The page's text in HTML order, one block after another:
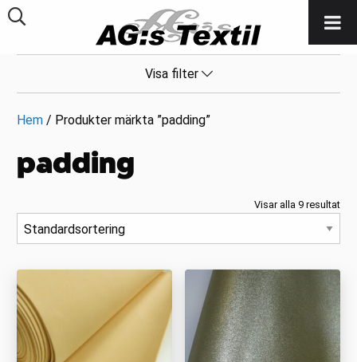
Visa filter
Hem / Produkter märkta ”padding”
padding
Visar alla 9 resultat